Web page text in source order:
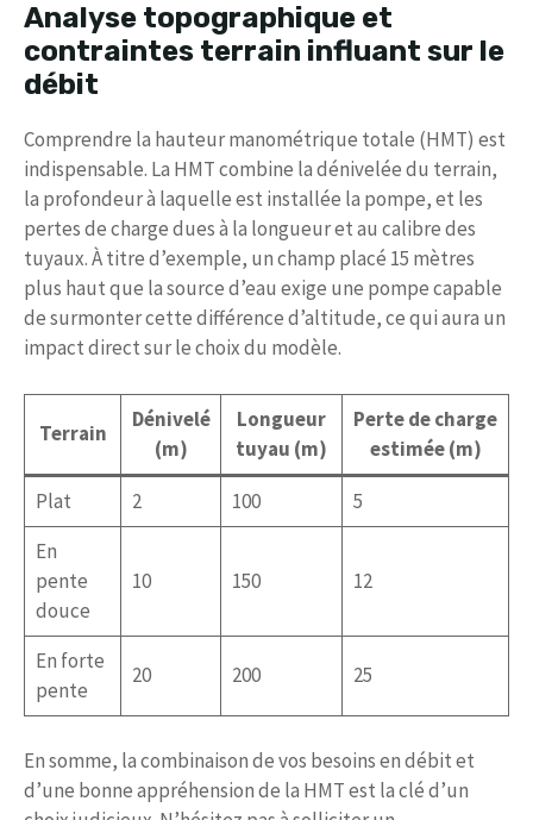
Analyse topographique et
contraintes terrain influant sur le
débit
Comprendre la hauteur manométrique totale (HMT) est
indispensable. La HMT combine la dénivelée du terrain,
la profondeur à laquelle est installée la pompe, et les
pertes de charge dues à la longueur et au calibre des
tuyaux. À titre d’exemple, un champ placé 15 mètres
plus haut que la source d’eau exige une pompe capable
de surmonter cette différence d’altitude, ce qui aura un
impact direct sur le choix du modèle.
Terrain
Dénivelé
(m)
Longueur
tuyau (m)
Perte de charge
estimée (m)
Plat
2 100
5
En
pente
douce
10 150 12
En forte
pente
20 200 25
En somme, la combinaison de vos besoins en débit et
d’une bonne appréhension de la HMT est la clé d’un